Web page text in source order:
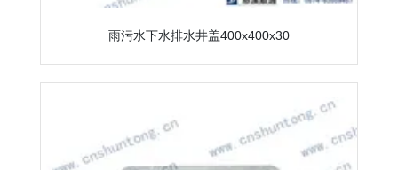
雨污水下水排水井盖400x400x30